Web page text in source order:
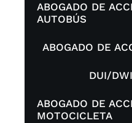
ABOGADO DE
AUTOBÚS
ABOGADO DE
DUI/
ABOGADO DE
MOTOCICLETA